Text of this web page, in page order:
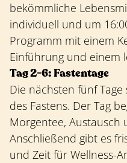
bekömmliche
individuell und um
Programm mit einem
Einführung und einem
Tag 2-6: Fastentage
Die nächsten fünf
des Fastens. Der Tag
Morgentee, Austausch
Anschließend gibt es
und Zeit für Wellness-